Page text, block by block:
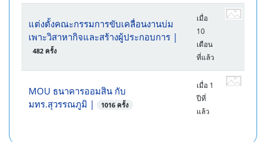
แต่งตั้งคณะกรรมการขับเคลื่อนงานบ่ม
เพาะวิสาหากิจและสร้างผู้ประกอบการ |
482 ครั้ง
เมื่อ
10
เดือน
ที่แล้ว
MOU ธนาคารออมสิน กับ
มทร.สุวรรณภูมิ | 1016 ครั้ง
เมื่อ 1
ปีที่
แล้ว